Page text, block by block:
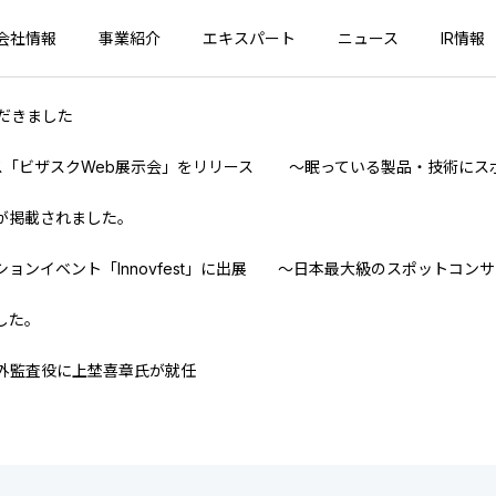
社情報 事業紹介 エキスパート ニュース IR情報
きました
ビザスクWeb展示会」をリリース ～眠っている製品・技術にス
載されました。
ョンイベント「Innovfest」に出展 ～日本最大級のスポットコン
。
監査役に上埜喜章氏が就任